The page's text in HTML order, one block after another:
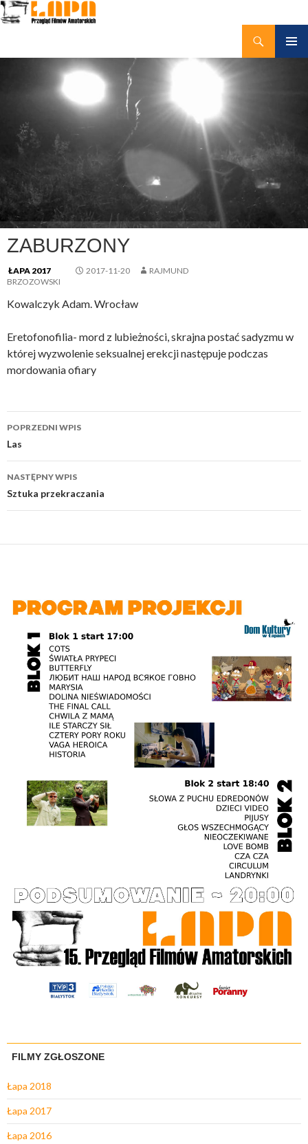
ZABURZONY
ŁAPA 2017 2017-11-20
RAJMUND
BRZOZOWSKI
Kowalczyk Adam. Wrocław
Eretofonofilia- mord z lubieżności, skrajna postać sadyzmu w
której wyzwolenie seksualnej erekcji następuje podczas
mordowania ofiary
Nawigacja
wpisu
POPRZEDNI WPIS
Las
NASTĘPNY WPIS
Sztuka przekraczania
FILMY ZGŁOSZONE
Łapa 2018
Łapa 2017
Łapa 2016